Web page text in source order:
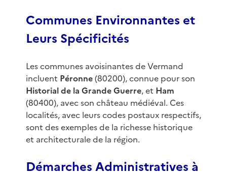
Communes Environnantes et
Leurs Spécificités
Les communes avoisinantes de Vermand
incluent Péronne(80200), connue pour son
Historial de la Grande Guerre, et Ham
(80400), avec son château médiéval. Ces
localités, avec leurs codes postaux respectifs,
sont des exemples de la richesse historique
et architecturale de la région.
Démarches Administratives à